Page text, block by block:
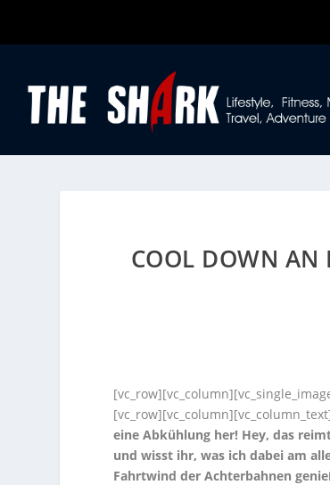
COOL DOWN AN
eine Abkühlung her! Hey, das
und wisst ihr, was ich dabei am
Fahrtwind der Achterbahnen